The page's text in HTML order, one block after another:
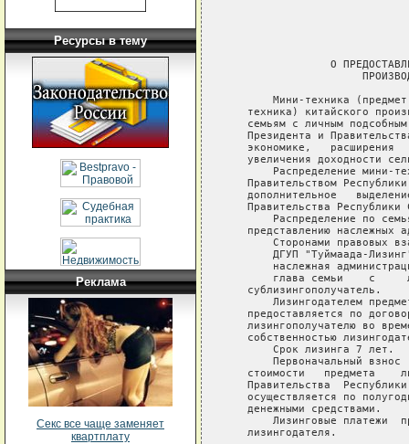
Ресурсы в тему
Реклама
Секс все чаще заменяет
квартплату
О
Мини-техника
техника) китайского
семьям с личным
Президента и
экономике,   расширения
увеличения доходности
Распределение мини-
Правительством
дополнительное
Правительства Республики
Распределение по
представлению наслежных
Сторонами правовых
ДГУП "Туймаада-
наслежная
глава семьи    с
   сублизингополучатель.
Лизингодателем
предоставляется по
лизингополучателю во
собственностью
       Срок лизинга 7 лет.
Первоначальный взнос
стоимости   предмета
Правительства
осуществляется по
   денежными средствами.
Лизинговые платежи
   лизингодателя.